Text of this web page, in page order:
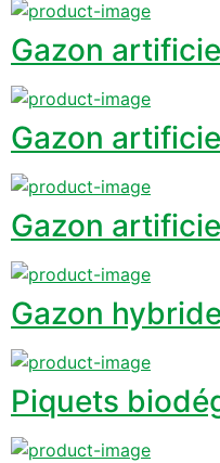
Gazon
Gazon
Gazon
Gazon
Piquets